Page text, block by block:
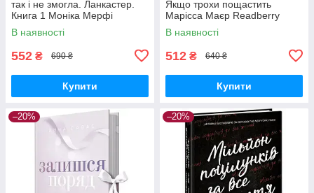
так і не змогла. Ланкастер.
Книга 1 Моніка Мерфі
Readberry
В наявності
552 ₴ 690 ₴
Купити
Якщо трохи пощастить
Марісса Маєр Readberry
В наявності
512 ₴ 640 ₴
Купити
–20% –20%